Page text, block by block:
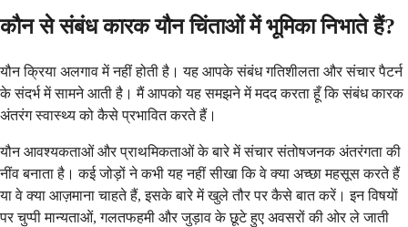
कौन से संबंध कारक यौन चिंताओं में भूमिका निभाते हैं?
यौन क्रिया अलगाव में नहीं होती है। यह आपके संबंध गतिशीलता और संचार पैटर्न
के संदर्भ में सामने आती है। मैं आपको यह समझने में मदद करता हूँ कि संबंध कारक
अंतरंग स्वास्थ्य को कैसे प्रभावित करते हैं।
यौन आवश्यकताओं और प्राथमिकताओं के बारे में संचार संतोषजनक अंतरंगता की
नींव बनाता है। कई जोड़ों ने कभी यह नहीं सीखा कि वे क्या अच्छा महसूस करते हैं
या वे क्या आज़माना चाहते हैं, इसके बारे में खुले तौर पर कैसे बात करें। इन विषयों
पर चुप्पी मान्यताओं, गलतफहमी और जुड़ाव के छूटे हुए अवसरों की ओर ले जाती